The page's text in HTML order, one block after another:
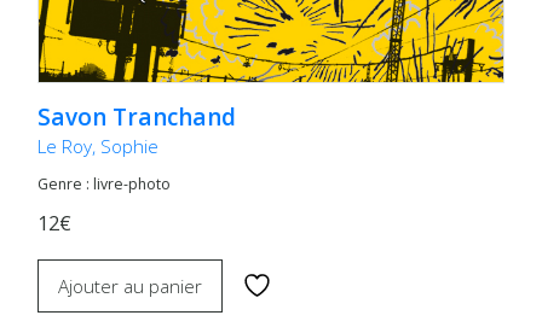
Savon Tranchand
Le Roy, Sophie
Genre : livre-photo
12€
Ajouter au panier